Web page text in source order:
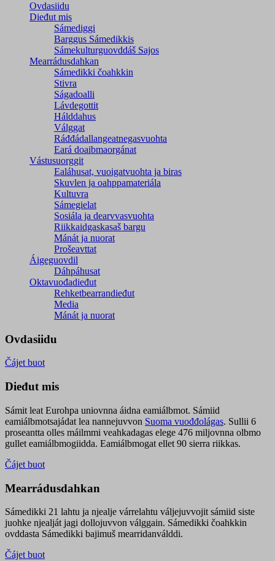
Ovdasiidu
Dieđut mis
Sámediggi
Barggus Sámedikkis
Sámekulturguovddáš Sajos
Mearrádusdahkan
Sámedikki čoahkkin
Stivra
Ságadoalli
Lávdegottit
Hálddahus
Válggat
Ráđđádallangeatnegas­vuohta
Eará doaibmaorgánat
Vástusuorggit
Ealáhusat, vuoigatvuohta ja biras
Skuvlen ja oahppamateriála
Kultuvra
Sámegielat
Sosiála ja dearvvasvuohta
Riikkaidgaskasaš bargu
Mánát ja nuorat
Prošeavttat
Áigeguovdil
Dáhpáhusat
Oktavuođadieđut
Rehketbearrandieđut
Media
Mánát ja nuorat
Ovdasiidu
Čájet buot
Dieđut mis
Sámit leat Eurohpa uniovnna áidna eamiálbmot. Sámiid
eamiálbmotsajádat lea nannejuvvon Suoma vuođđolágas. Sullii 6
proseantta olles máilmmi veahkadagas elege 476 miljovnna olbmo
gullet eamiálbmogiidda. Eamiálbmogat ellet 90 sierra riikkas.
Čájet buot
Mearrádusdahkan
Sámedikki 21 lahtu ja njealje várrelahtu váljejuvvojit sámiid siste
juohke njealját jagi dollojuvvon válggain. Sámedikki čoahkkin
ovddasta Sámedikki bajimuš mearridanválddi.
Čájet buot